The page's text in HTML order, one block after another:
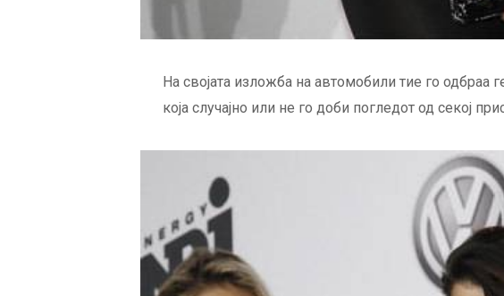
На својата изложба на автомобили тие го одбраа
која случајно или не го доби погледот од секој